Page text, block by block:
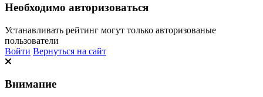
Необходимо авторизоваться
Устанавливать рейтинг могут только авторизованые
пользователи
Войти Вернуться на сайт
Внимание